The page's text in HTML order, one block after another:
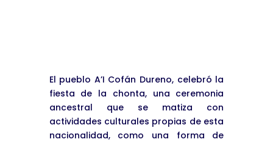
El pueblo A’I Cofán Dureno, celebró la
fiesta de la chonta, una ceremonia
ancestral que se matiza con
actividades culturales propias de esta
nacionalidad, como una forma de